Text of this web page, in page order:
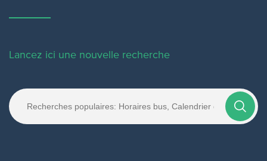
Lancez ici une nouvelle recherche